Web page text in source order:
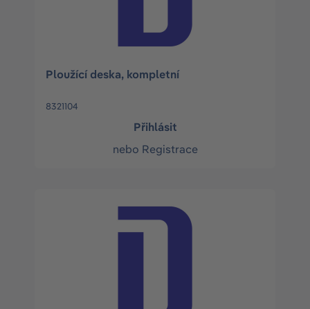
Ploužící deska, kompletní
8321104
Přihlásit
nebo Registrace